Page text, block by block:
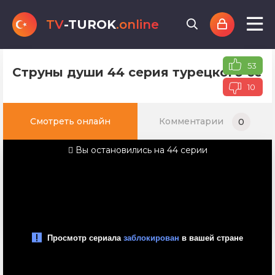
TV-TUROK.online
Струны души 44 серия турецкого 53
10
Смотреть онлайн Комментарии 0
Вы остановились на 44 серии